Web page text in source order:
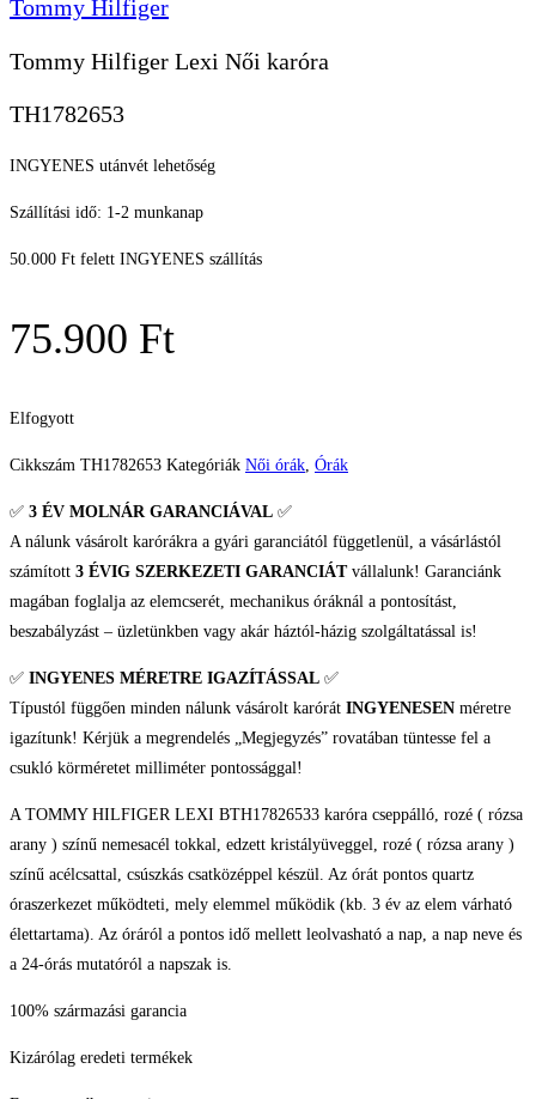
Tommy Hilfiger
Tommy Hilfiger Lexi Női karóra
TH1782653
INGYENES utánvét lehetőség
Szállítási idő: 1-2 munkanap
50.000 Ft felett INGYENES szállítás
75.900 Ft
Elfogyott
Cikkszám TH1782653 Kategóriák Női órák, Órák
✅ 3 ÉV MOLNÁR GARANCIÁVAL ✅
A nálunk vásárolt karórákra a gyári garanciától függetlenül, a vásárlástól
számított 3 ÉVIG SZERKEZETI GARANCIÁTvállalunk! Garanciánk
magában foglalja az elemcserét, mechanikus óráknál a pontosítást,
beszabályzást – üzletünkben vagy akár háztól-házig szolgáltatással is!
✅ INGYENES MÉRETRE IGAZÍTÁSSAL ✅
Típustól függően minden nálunk vásárolt karórát INGYENESEN méretre
igazítunk! Kérjük a megrendelés „Megjegyzés” rovatában tüntesse fel a
csukló körméretet milliméter pontossággal!
A TOMMY HILFIGER LEXI BTH17826533 karóra cseppálló, rozé ( rózsa
arany ) színű nemesacél tokkal, edzett kristályüveggel, rozé ( rózsa arany )
színű acélcsattal, csúszkás csatközéppel készül. Az órát pontos quartz
óraszerkezet működteti, mely elemmel működik (kb. 3 év az elem várható
élettartama). Az óráról a pontos idő mellett leolvasható a nap, a nap neve és
a 24-órás mutatóról a napszak is.
100% származási garancia
Kizárólag eredeti termékek